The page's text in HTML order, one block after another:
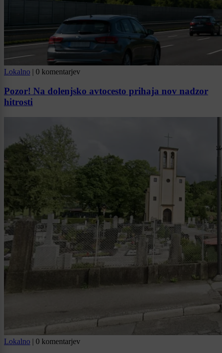
Lokalno | 0 komentarjev
Pozor! Na dolenjsko avtocesto prihaja nov nadzor
hitrosti
Lokalno | 0 komentarjev